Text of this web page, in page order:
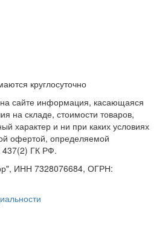
круглосуточно
сайте информация, касающаяся
на складе, стоимости товаров,
характер и ни при каких условиях
офертой, определяемой
437(2) ГК РФ.
ИНН 7328076684, ОГРН: